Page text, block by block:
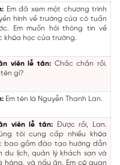
Em đã xem một chương trình
hình về trường của cô tuần
Em muốn hỏi thông tin về
khóa học của trường.
viên lễ tân: Chắc chắn rồi.
tên gì?
Em tên là Nguyễn Thanh Lan.
viên lễ tân: Được rồi, Lan.
tôi cung cấp nhiều khóa
bao gồm đào tạo hướng dẫn
du lịch, quản lý khách sạn và
hàng, và nấu ăn. Em có quan